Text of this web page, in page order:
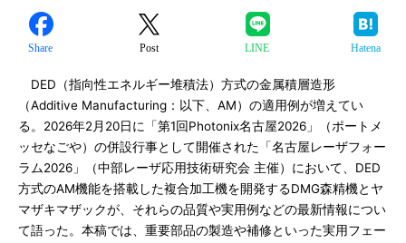
Share Post LINE Hatena
DED（指向性エネルギー堆積法）方式の金属積層造形
（Additive Manufacturing：以下、AM）の適用例が増えてい
る。2026年2月20日に「第1回Photonix名古屋2026」（ポートメ
ッセなごや）の併設行事として開催された「名古屋レーザフォー
ラム2026」（中部レーザ応用技術研究会 主催）において、DED
方式のAM機能を搭載した複合加工機を開発するDMG森精機とヤ
マザキマザックが、それらの品質や実用例などの最新情報につい
て語った。本稿では、重要部品の製造や補修といった実用フェー